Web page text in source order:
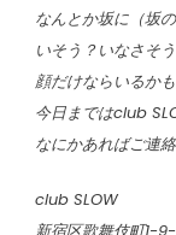
なんとか坂に（坂
いそう？いなさそ
顔だけならいるか
今日まではclub
なにかあればご連
club SLOW
新宿区歌舞伎町1-